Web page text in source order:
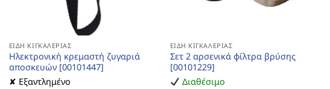
ΕΊΔΗ ΚΙΓΚΑΛΕΡΊΑΣ
Ηλεκτρονική κρεμαστή ζυγαριά
αποσκευών [00101447]
✘ Εξαντλημένο
ΕΊΔΗ ΚΙΓΚΑΛΕΡΊΑΣ
Σετ 2 αρσενικά φίλτρα βρύσης
[00101229]
Διαθέσιμο